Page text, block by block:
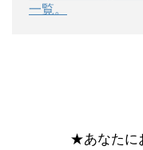
一覧。
★あなたに